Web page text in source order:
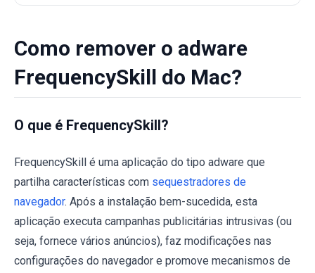
Como remover o adware
FrequencySkill do Mac?
O que é FrequencySkill?
FrequencySkill é uma aplicação do tipo adware que
partilha características com sequestradores de
navegador. Após a instalação bem-sucedida, esta
aplicação executa campanhas publicitárias intrusivas (ou
seja, fornece vários anúncios), faz modificações nas
configurações do navegador e promove mecanismos de